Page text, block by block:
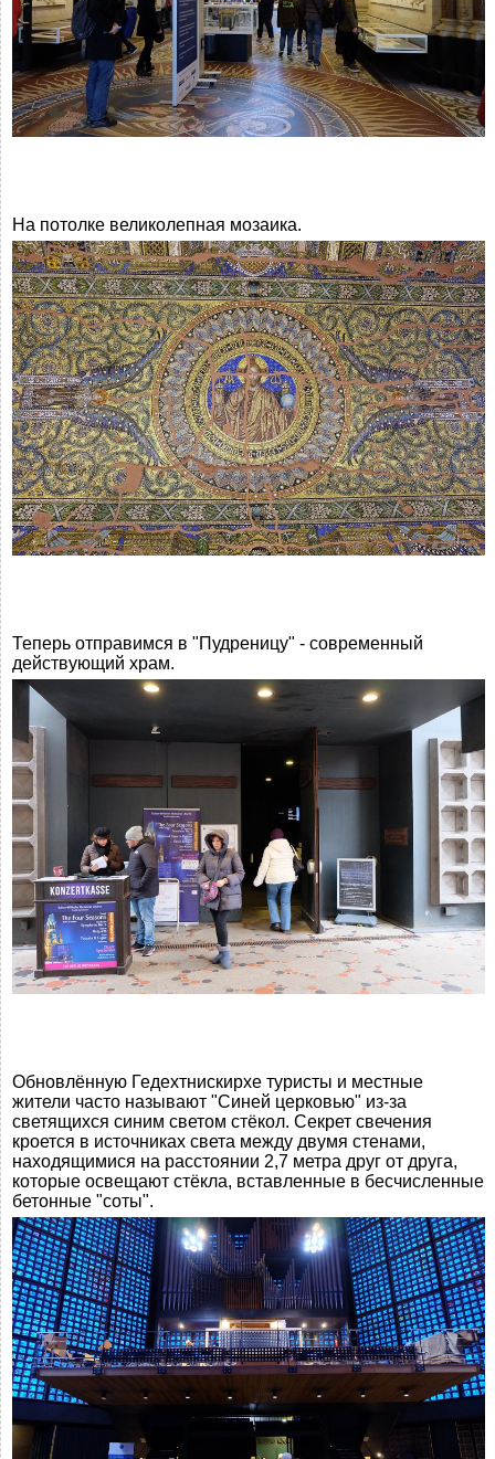
На потолке великолепная мозаика.
Теперь отправимся в "Пудреницу" - современный
действующий храм.
Обновлённую Гедехтнискирхе туристы и местные
жители часто называют "Синей церковью" из-за
светящихся синим светом стёкол. Секрет свечения
кроется в источниках света между двумя стенами,
находящимися на расстоянии 2,7 метра друг от друга,
которые освещают стёкла, вставленные в бесчисленные
бетонные "соты".